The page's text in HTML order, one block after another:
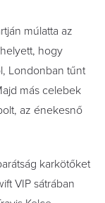
múlatta az
hogy
Londonban tűnt
más celebek
az énekesnő
karkötőket
VIP sátrában